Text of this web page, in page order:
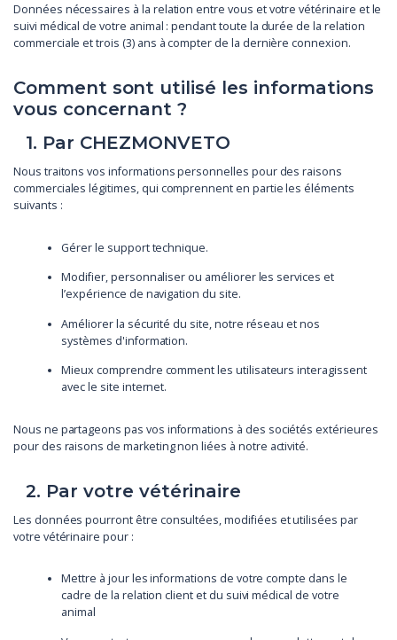
Données nécessaires à la relation entre vous et votre vétérinaire et le
suivi médical de votre animal : pendant toute la durée de la relation
commerciale et trois (3) ans à compter de la dernière connexion.
Comment sont utilisé les informations
vous concernant ?
1. Par CHEZMONVETO
Nous traitons vos informations personnelles pour des raisons
commerciales légitimes, qui comprennent en partie les éléments
suivants :
Gérer le support technique.
Modifier, personnaliser ou améliorer les services et
l’expérience de navigation du site.
Améliorer la sécurité du site, notre réseau et nos
systèmes d'information.
Mieux comprendre comment les utilisateurs interagissent
avec le site internet.
Nous ne partageons pas vos informations à des sociétés extérieures
pour des raisons de marketing non liées à notre activité.
2. Par votre vétérinaire
Les données pourront être consultées, modifiées et utilisées par
votre vétérinaire pour :
Mettre à jour les informations de votre compte dans le
cadre de la relation client et du suivi médical de votre
animal